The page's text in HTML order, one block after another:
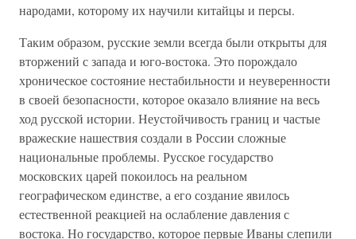
народами, которому их научили китайцы и персы.
Таким образом, русские земли всегда были открыты для
вторжений с запада и юго-востока. Это порождало
хроническое состояние нестабильности и неуверенности
в своей безопасности, которое оказало влияние на весь
ход русской истории. Неустойчивость границ и частые
вражеские нашествия создали в России сложные
национальные проблемы. Русское государство
московских царей покоилось на реальном
географическом единстве, а его создание явилось
естественной реакцией на ослабление давления с
востока. Но государство, которое первые Иваны слепили